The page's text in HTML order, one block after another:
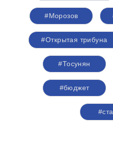
#Морозов
#Открытая трибуна
#Тосунян
#бюджет